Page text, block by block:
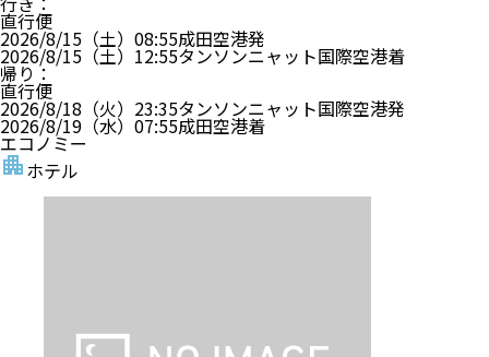
直行便
2026/8/15（土） 08:55成田空港発
2026/8/15（土） 12:55タンソンニャット国際空港着
帰り ：
直行便
2026/8/18（火） 23:35タンソンニャット国際空港発
2026/8/19（水） 07:55成田空港着
エコノミー
ホテル